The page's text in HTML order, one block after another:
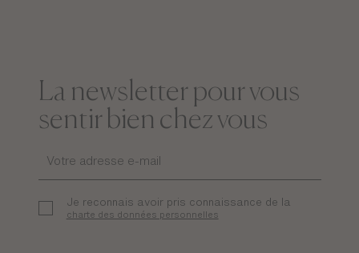
La newsletter pour vous
sentir bien chez vous
Je reconnais avoir pris connaissance de la
charte des données personnelles